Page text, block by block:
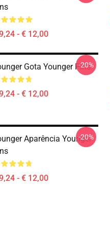
- € 12,00
Gota Younger Pins
- € 12,00
-20%
Aparência Younger
- € 12,00
-20%